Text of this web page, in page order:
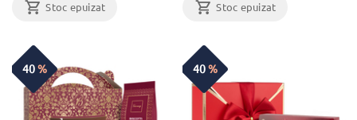
Stoc epuizat Stoc epuizat
40% 40%